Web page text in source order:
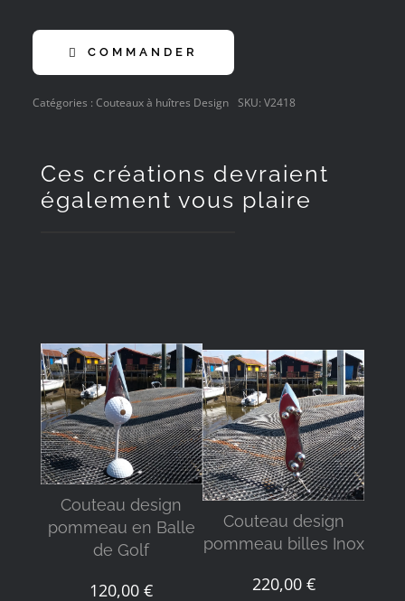
COMMANDER
Catégories : Couteaux à huîtres Design SKU: V2418
Ces créations devraient
également vous plaire
DÉTAILS
Couteau design
pommeau en Balle
de Golf
120,00€
DÉTAILS
Couteau design
pommeau billes Inox
220,00 €